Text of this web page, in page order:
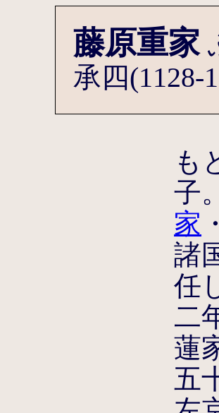
藤原重家
承四(1128-
も
子
家
諸
任
二
蓮
五